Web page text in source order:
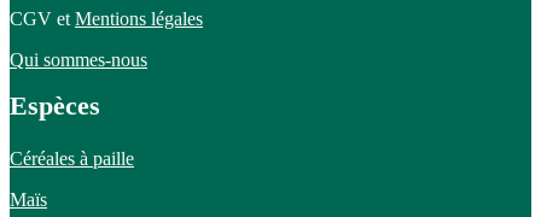
CGV et Mentions légales
Qui sommes-nous
Espèces
Céréales à paille
Maïs